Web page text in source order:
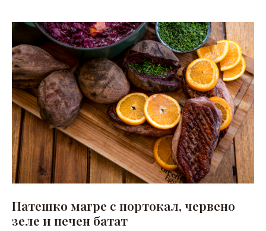
Патешко магре с портокал, червено
зеле и печен батат